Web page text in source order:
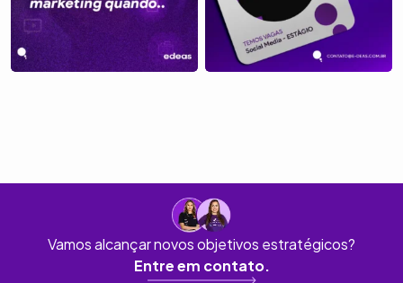
Vamos alcançar novos objetivos estratégicos?
Entre em contato.